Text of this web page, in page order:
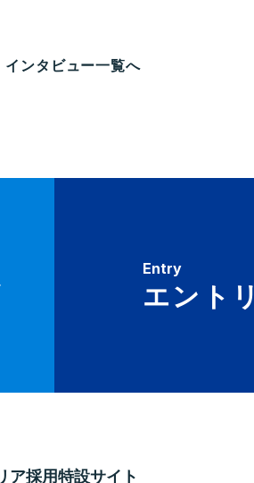
インタビュー一覧へ
Entry
エント
ア採用特設サイト